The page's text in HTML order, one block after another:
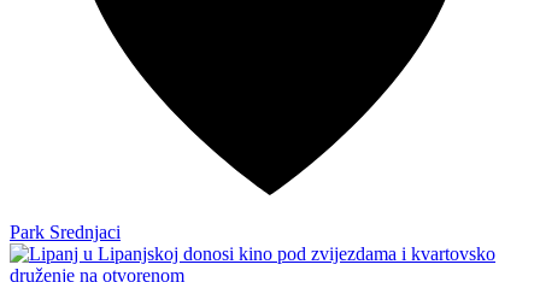
Park Srednjaci